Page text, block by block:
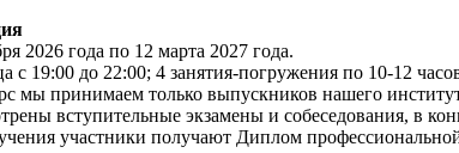
2026 года по 12 марта 2027 года.
с 19:00 до 22:00; 4 занятия-погружения по 10-12
мы принимаем только выпускников нашего
вступительные экзамены и собеседования, в
участники получают Диплом